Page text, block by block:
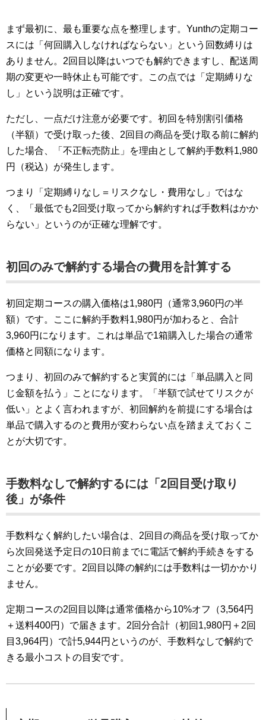
まず最初に、最も重要な点を整理します。Yunthの定期コー
スには「何回購入しなければならない」という回数縛りは
ありません。2回目以降はいつでも解約できますし、配送周
期の変更や一時休止も可能です。この点では「定期縛りな
し」という説明は正確です。
ただし、一点だけ注意が必要です。初回を特別割引価格
（半額）で受け取った後、2回目の商品を受け取る前に解約
した場合、「不正転売防止」を理由として解約手数料1,980
円（税込）が発生します。
つまり「定期縛りなし＝リスクなし・費用なし」ではな
く、「最低でも2回受け取ってから解約すれば手数料はかか
らない」というのが正確な理解です。
初回のみで解約する場合の費用を計算する
初回定期コースの購入価格は1,980円（通常3,960円の半
額）です。ここに解約手数料1,980円が加わると、合計
3,960円になります。これは単品で1箱購入した場合の通常
価格と同額になります。
つまり、初回のみで解約すると実質的には「単品購入と同
じ金額を払う」ことになります。「半額で試せてリスクが
低い」とよく言われますが、初回解約を前提にする場合は
単品で購入するのと費用が変わらない点を踏まえておくこ
とが大切です。
手数料なしで解約するには「2回目受け取り
後」が条件
手数料なく解約したい場合は、2回目の商品を受け取ってか
ら次回発送予定日の10日前までに電話で解約手続きをする
ことが必要です。2回目以降の解約には手数料は一切かかり
ません。
定期コースの2回目以降は通常価格から10%オフ（3,564円
＋送料400円）で届きます。2回分合計（初回1,980円＋2回
目3,964円）で計5,944円というのが、手数料なしで解約で
きる最小コストの目安です。